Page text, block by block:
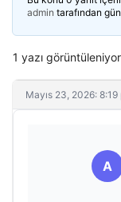
admin tarafından
1 yazı
Mayıs 23, 2026: 8:19
A